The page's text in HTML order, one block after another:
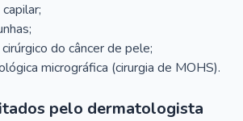
do câncer de pele;
micrográfica (cirurgia de MOHS).
pelo dermatologista